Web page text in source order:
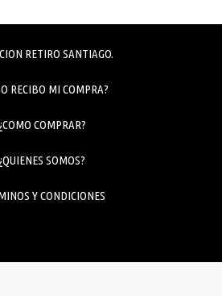
RETIRO SANTIAGO.
RECIBO MI COMPRA?
¿COMO COMPRAR?
¿QUIENES SOMOS?
Y CONDICIONES